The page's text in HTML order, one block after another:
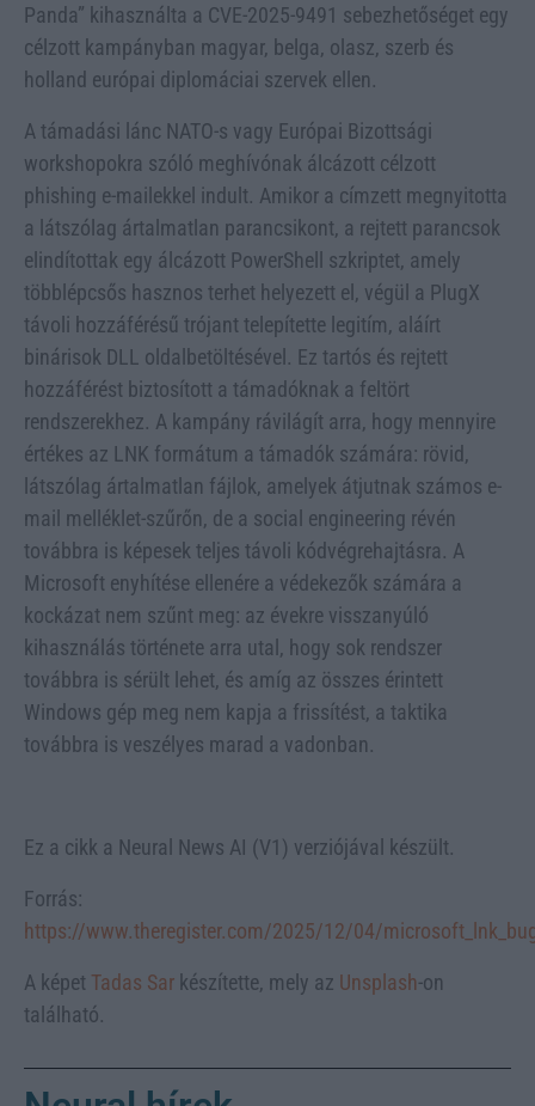
Panda” kihasználta a CVE-2025-9491 sebezhetőséget egy
célzott kampányban magyar, belga, olasz, szerb és
holland európai diplomáciai szervek ellen.
A támadási lánc NATO-s vagy Európai Bizottsági
workshopokra szóló meghívónak álcázott célzott
phishing e-mailekkel indult. Amikor a címzett megnyitotta
a látszólag ártalmatlan parancsikont, a rejtett parancsok
elindítottak egy álcázott PowerShell szkriptet, amely
többlépcsős hasznos terhet helyezett el, végül a PlugX
távoli hozzáférésű trójant telepítette legitím, aláírt
binárisok DLL oldalbetöltésével. Ez tartós és rejtett
hozzáférést biztosított a támadóknak a feltört
rendszerekhez. A kampány rávilágít arra, hogy mennyire
értékes az LNK formátum a támadók számára: rövid,
látszólag ártalmatlan fájlok, amelyek átjutnak számos e-
mail melléklet-szűrőn, de a social engineering révén
továbbra is képesek teljes távoli kódvégrehajtásra. A
Microsoft enyhítése ellenére a védekezők számára a
kockázat nem szűnt meg: az évekre visszanyúló
kihasználás története arra utal, hogy sok rendszer
továbbra is sérült lehet, és amíg az összes érintett
Windows gép meg nem kapja a frissítést, a taktika
továbbra is veszélyes marad a vadonban.
Ez a cikk a Neural News AI (V1) verziójával készült.
Forrás:
https://www.theregister.com/2025/12/04/
A képet Tadas Sar készítette, mely az Unsplash-on
található.